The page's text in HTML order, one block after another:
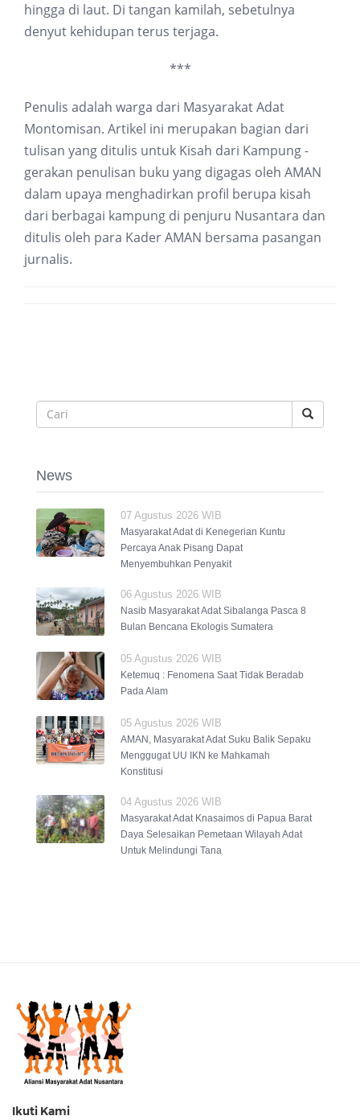
hingga di laut. Di tangan kamilah, sebetulnya
denyut kehidupan terus terjaga.
***
Penulis adalah warga dari Masyarakat Adat
Montomisan. Artikel ini merupakan bagian dari
tulisan yang ditulis untuk Kisah dari Kampung -
gerakan penulisan buku yang digagas oleh AMAN
dalam upaya menghadirkan profil berupa kisah
dari berbagai kampung di penjuru Nusantara dan
ditulis oleh para Kader AMAN bersama pasangan
jurnalis.
News
07 Agustus 2026 WIB
Masyarakat Adat di Kenegerian Kuntu
Percaya Anak Pisang Dapat
Menyembuhkan Penyakit
06 Agustus 2026 WIB
Nasib Masyarakat Adat Sibalanga Pasca 8
Bulan Bencana Ekologis Sumatera
05 Agustus 2026 WIB
Ketemuq : Fenomena Saat Tidak Beradab
Pada Alam
05 Agustus 2026 WIB
AMAN, Masyarakat Adat Suku Balik Sepaku
Menggugat UU IKN ke Mahkamah
Konstitusi
04 Agustus 2026 WIB
Masyarakat Adat Knasaimos di Papua Barat
Daya Selesaikan Pemetaan Wilayah Adat
Untuk Melindungi Tana
Ikuti Kami